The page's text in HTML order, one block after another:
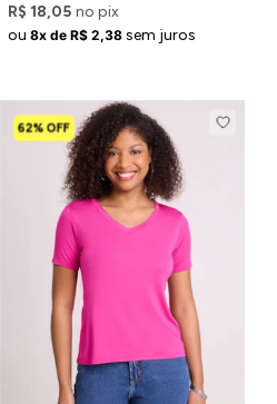
R$ 18,05 no pix
ou 8x de R$ 2,38 sem juros
62% OFF